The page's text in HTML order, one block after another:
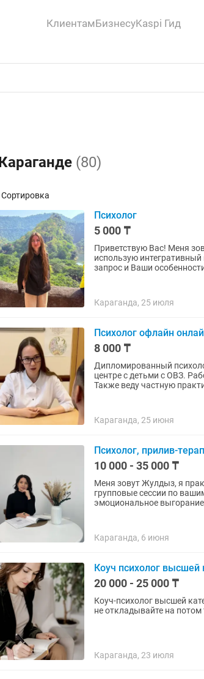
КлиентамБизнесуKaspi Гид
(80)
Сортировка
Психолог
5 000 ₸
Приветствую Вас! Меня
использую
Караганда, 25 июля
Психолог офлайн
8 000 ₸
Дипломированный
центре с детьми с ОВЗ.
Также веду частную
Караганда, 25 июня
Психолог, прилив-
10 000 - 35 000 ₸
Меня зовут Жулдыз, я практикующий
групповые сессии по
эмоциональное
Караганда, 6 июня
Коуч психолог высшей
20 000 - 25 000 ₸
Коуч-психолог высшей
не откладывайте на потом
Караганда, 23 июля